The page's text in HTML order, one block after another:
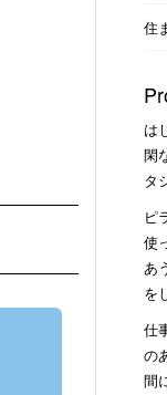
住
は
閑
タ
ピ
使
あ
を
仕
の
間